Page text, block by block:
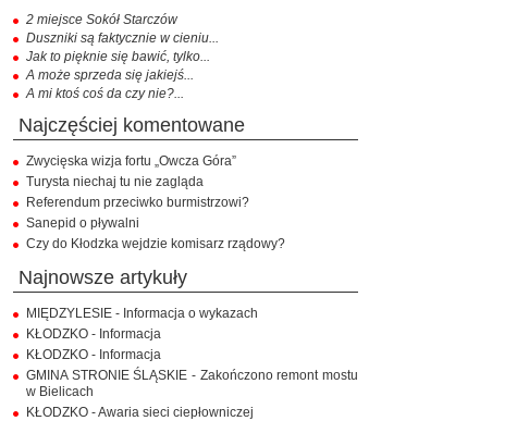
2 miejsce Sokół Starczów
Duszniki są faktycznie w cieniu...
Jak to pięknie się bawić, tylko...
A może sprzeda się jakiejś...
A mi ktoś coś da czy nie?...
najczęściej komentowane
Zwycięska wizja fortu „Owcza Góra”
Turysta niechaj tu nie zagląda
Referendum przeciwko burmistrzowi?
Sanepid o pływalni
Czy do Kłodzka wejdzie komisarz rządowy?
najnowsze artykuły
MIĘDZYLESIE - Informacja o wykazach
KŁODZKO - Informacja
KŁODZKO - Informacja
GMINA STRONIE ŚLĄSKIE - Zakończono remont mostu
w Bielicach
KŁODZKO - Awaria sieci ciepłowniczej